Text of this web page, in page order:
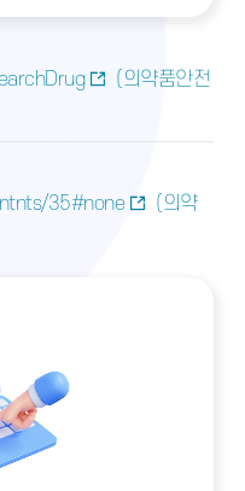
(의약품안전
35#none
(의약